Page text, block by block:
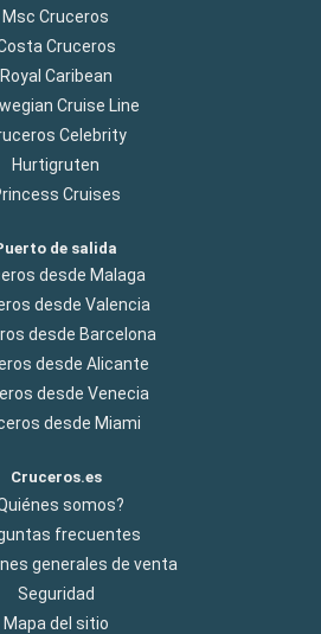
Msc Cruceros
Cruceros
Royal Caribean
Cruise Line
Celebrity
Hurtigruten
Cruises
de salida
desde Malaga
desde Valencia
desde Barcelona
desde Alicante
desde Venecia
desde Miami
Cruceros.es
somos?
frecuentes
generales de venta
Seguridad
Mapa del sitio